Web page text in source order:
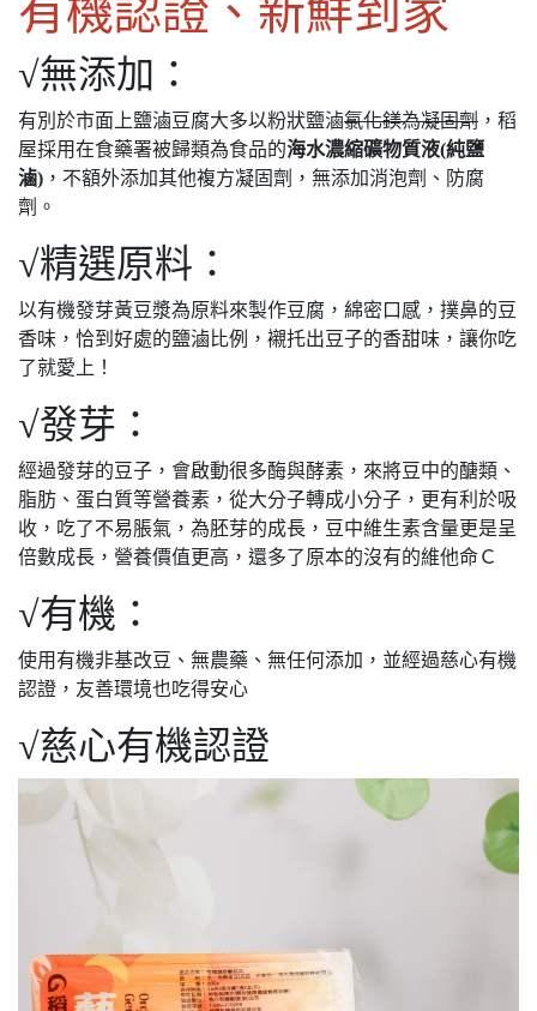
有機認證、新鮮到家
√無添加：
有別於市面上鹽滷豆腐大多以粉狀鹽滷氯化鎂為凝固劑 ，稻
屋採用在食藥署被歸類為食品的海水濃縮礦物質液(純鹽
滷) ，不額外添加其他複方凝固劑，無添加消泡劑、防腐
劑。
√精選原料：
以有機發芽黃豆漿為原料來製作豆腐，綿密口感，撲鼻的豆
香味，恰到好處的鹽滷比例，襯托出豆子的香甜味，讓你吃
了就愛上！
√發芽：
經過發芽的豆子，會啟動很多酶與酵素，來將豆中的醣類、
脂肪、蛋白質等營養素，從大分子轉成小分子，更有利於吸
收，吃了不易脹氣，為胚芽的成長，豆中維生素含量更是呈
倍數成長，營養價值更高，還多了原本的沒有的維他命Ｃ
√有機：
使用有機非基改豆、無農藥、無任何添加，並經過慈心有機
認證，友善環境也吃得安心
√慈心有機認證